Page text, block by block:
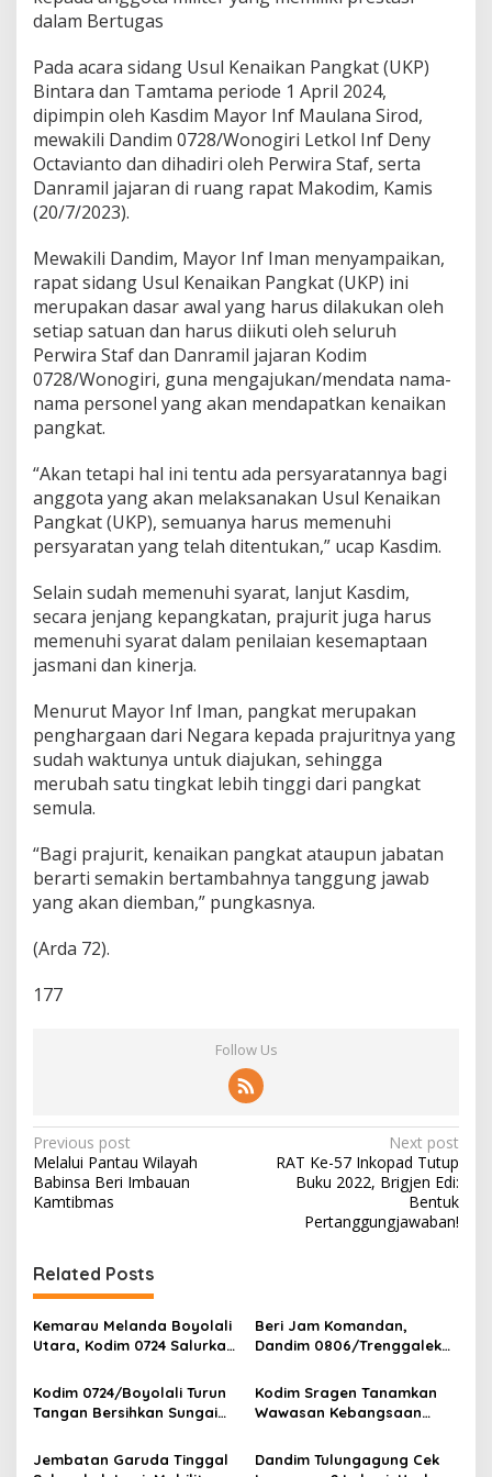
d
i
m
W
o
n
o
dalam Bertugas
Pada acara sidang Usul Kenaikan Pangkat (UKP)
Bintara dan Tamtama periode 1 April 2024,
dipimpin oleh Kasdim Mayor Inf Maulana Sirod,
mewakili Dandim 0728/Wonogiri Letkol Inf Deny
Octavianto dan dihadiri oleh Perwira Staf, serta
Danramil jajaran di ruang rapat Makodim, Kamis
(20/7/2023).
Mewakili Dandim, Mayor Inf Iman menyampaikan,
rapat sidang Usul Kenaikan Pangkat (UKP) ini
merupakan dasar awal yang harus dilakukan oleh
setiap satuan dan harus diikuti oleh seluruh
Perwira Staf dan Danramil jajaran Kodim
0728/Wonogiri, guna mengajukan/mendata nama-
nama personel yang akan mendapatkan kenaikan
pangkat.
“Akan tetapi hal ini tentu ada persyaratannya bagi
anggota yang akan melaksanakan Usul Kenaikan
Pangkat (UKP), semuanya harus memenuhi
persyaratan yang telah ditentukan,” ucap Kasdim.
Selain sudah memenuhi syarat, lanjut Kasdim,
secara jenjang kepangkatan, prajurit juga harus
memenuhi syarat dalam penilaian kesemaptaan
jasmani dan kinerja.
Menurut Mayor Inf Iman, pangkat merupakan
penghargaan dari Negara kepada prajuritnya yang
sudah waktunya untuk diajukan, sehingga
merubah satu tingkat lebih tinggi dari pangkat
semula.
“Bagi prajurit, kenaikan pangkat ataupun jabatan
berarti semakin bertambahnya tanggung jawab
yang akan diemban,” pungkasnya.
(Arda 72).
177
Follow Us
P
o
s
n
a
v
g
a
t
Previous post
Melalui Pantau Wilayah
Babinsa Beri Imbauan
Kamtibmas
Next post
RAT Ke-57 Inkopad Tutup
Buku 2022, Brigjen Edi:
Bentuk
Pertanggungjawaban!
Related Posts
Kemarau Melanda Boyolali
Utara, Kodim 0724 Salurkan
Beri Jam Komandan,
Dandim 0806/Trenggalek
Kodim 0724/Boyolali Turun
Tangan Bersihkan Sungai
Kodim Sragen Tanamkan
Wawasan Kebangsaan
Pelajar Tentang Hal Ini
Jembatan Garuda Tinggal
Dandim Tulungagung Cek